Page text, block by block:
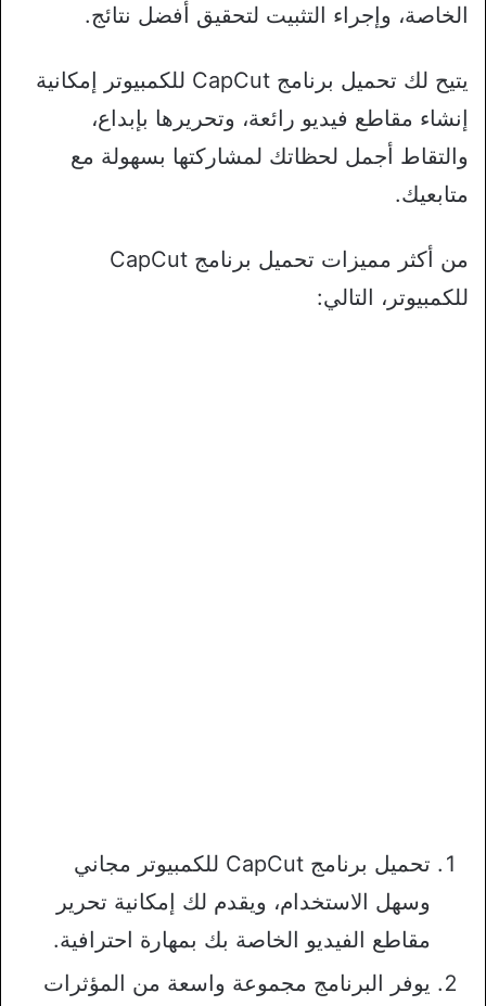
الخاصة، وإجراء التثبيت لتحقيق أفضل نتائج.
يتيح لك تحميل برنامج CapCut للكمبيوتر إمكانية
إنشاء مقاطع فيديو رائعة، وتحريرها بإبداع،
والتقاط أجمل لحظاتك لمشاركتها بسهولة مع
متابعيك.
من أكثر مميزات تحميل برنامج CapCut
للكمبيوتر، التالي:
تحميل برنامج CapCut للكمبيوتر مجاني
وسهل الاستخدام، ويقدم لك إمكانية تحرير
مقاطع الفيديو الخاصة بك بمهارة احترافية.
يوفر البرنامج مجموعة واسعة من المؤثرات